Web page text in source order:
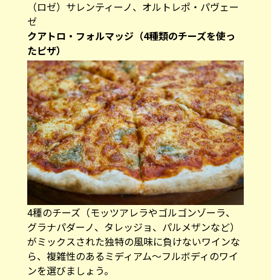
（ロゼ）サレンティーノ、オルトレポ・パヴェー
ゼ
クアトロ・フォルマッジ（4種類のチーズを使っ
たピザ）
4種のチーズ（モッツアレラやゴルゴンゾーラ、
グラナパダーノ、タレッジョ、パルメザンなど）
がミックスされた独特の風味に負けないワインな
ら、複雑性のあるミディアム〜フルボディのワイ
ンを選びましょう。